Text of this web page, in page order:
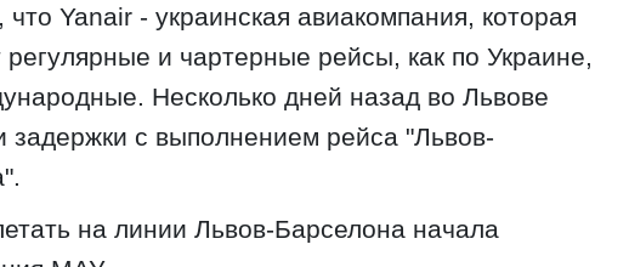
Yanair - украинская авиакомпания, которая
регулярные и чартерные рейсы, как по Украине,
Несколько дней назад во Львове
задержки с выполнением рейса "Львов-
на линии Львов-Барселона начала